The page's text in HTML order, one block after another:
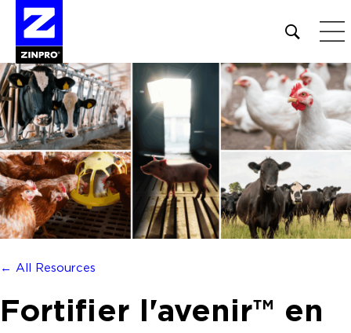
Open
site
search
form
Rechercher :
← All Resources
Fortifier l'avenir™ en